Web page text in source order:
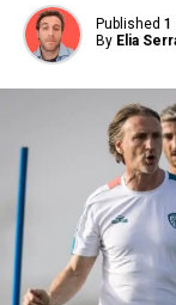
Published 1
By Elia